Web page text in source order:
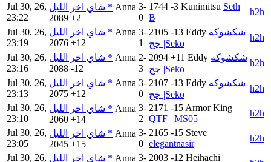
Jul 30, 26,
23:22
شاي اخر الليل * Anna
2089 +2
3-
0
1744 -3 Kunimitsu Seth
B
h2h
Jul 30, 26,
23:19
شاي اخر الليل * Anna
2076 +12
3-
1
2105 -13 Eddy شكشوكه
جح |Seko
h2h
Jul 30, 26,
23:16
شاي اخر الليل * Anna
2088 -12
2-
3
2094 +11 Eddy شكشوكه
جح |Seko
h2h
Jul 30, 26,
23:13
شاي اخر الليل * Anna
2075 +12
3-
0
2107 -13 Eddy شكشوكه
جح |Seko
h2h
Jul 30, 26,
23:10
شاي اخر الليل * Anna
2060 +14
3-
2
2171 -15 Armor King
QTF | MS05
h2h
Jul 30, 26,
23:05
شاي اخر الليل * Anna
2045 +15
3-
0
2165 -15 Steve
elegantnasir
h2h
Jul 30, 26,
شاي اخر الليل * Anna 3- 2003 -12 Heihachi